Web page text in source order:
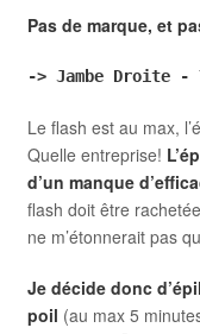
Pas de marque, et
-> Jambe Droite
Le flash est au max,
Quelle entreprise!
d’un manque
flash doit être
ne m’étonnerait pas
Je décide donc
poil (au max 5